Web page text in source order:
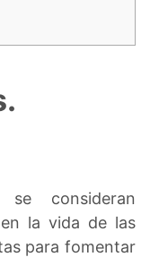
consideran
la vida de las
para fomentar